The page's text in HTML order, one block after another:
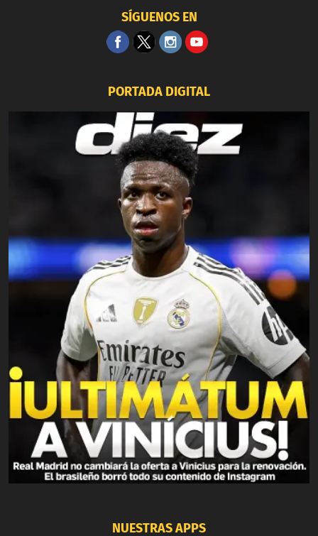
SÍGUENOS EN
PORTADA DIGITAL
NUESTRAS APPS